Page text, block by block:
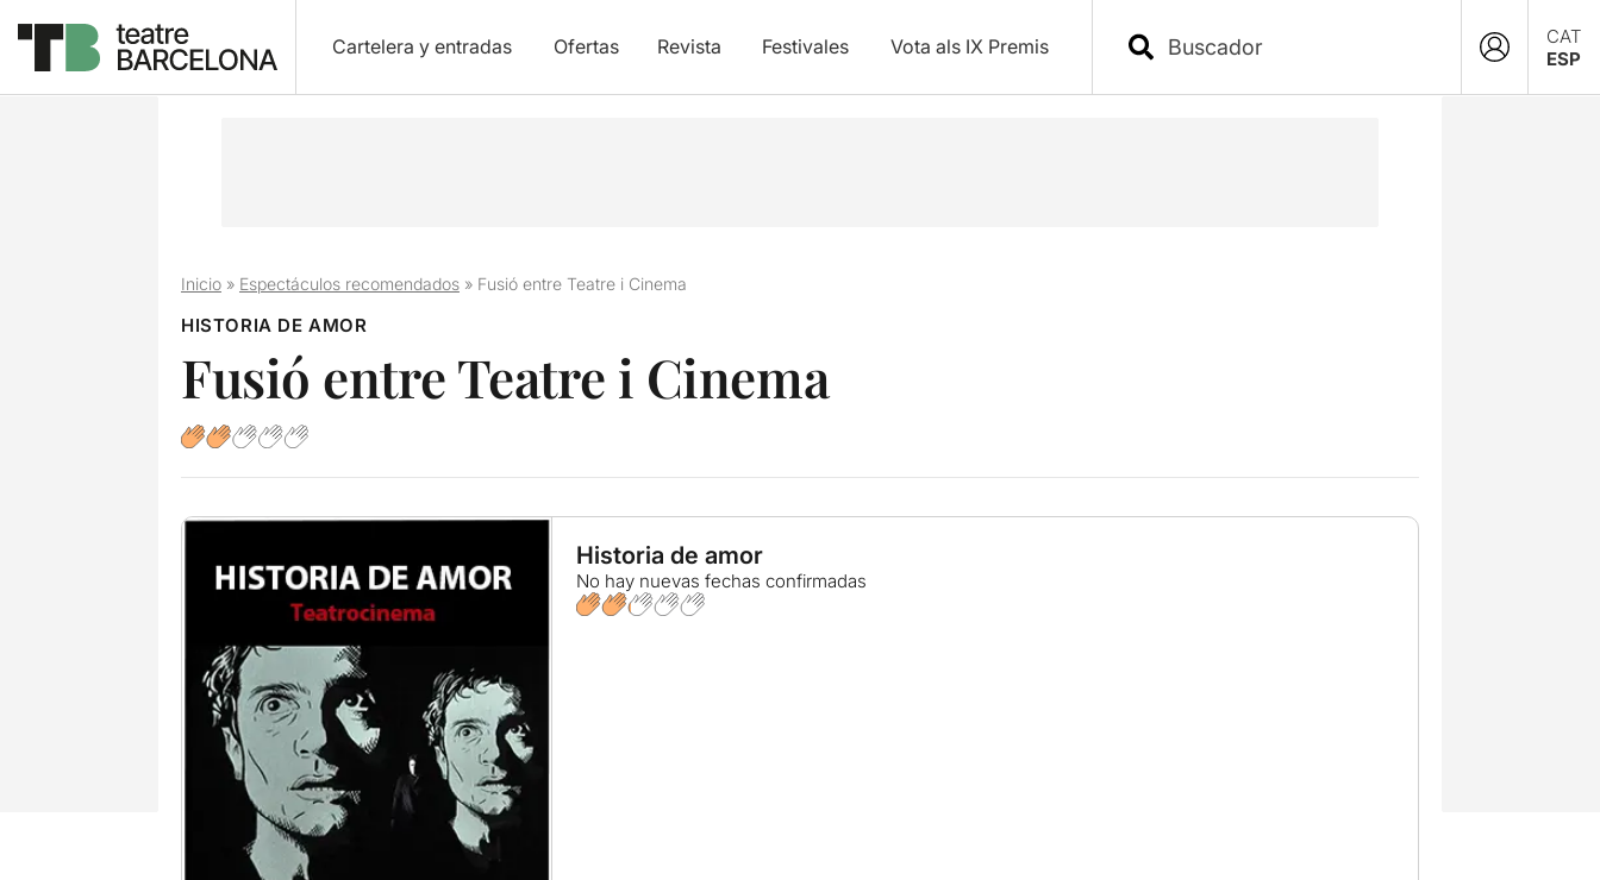
Cartelera y entradas Ofertas Revista Festivales Vota als IX Premis
CAT
ESP
Inicio» Espectáculos recomendados» Fusió entre Teatre i Cinema
HISTORIA DE AMOR
Fusió entre Teatre i Cinema
Historia de amor
No hay nuevas fechas confirmadas